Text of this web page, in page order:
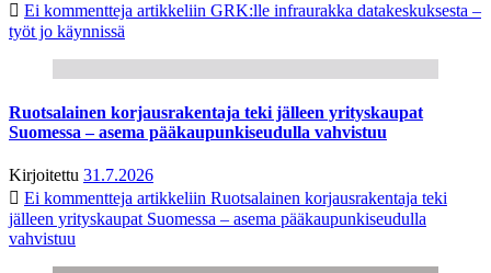
Ei kommentteja artikkeliin GRK:lle infraurakka datakeskuksesta –
työt jo käynnissä
Ruotsalainen korjausrakentaja teki jälleen yrityskaupat
Suomessa – asema pääkaupunkiseudulla vahvistuu
Kirjoitettu 31.7.2026
Ei kommentteja artikkeliin Ruotsalainen korjausrakentaja teki
jälleen yrityskaupat Suomessa – asema pääkaupunkiseudulla
vahvistuu